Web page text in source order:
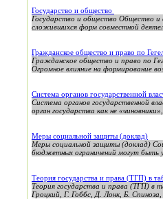
Государство и общество
Государство и общество Общество и
сложившихся форм совместной
Гражданское общество и право по
Гражданское общество и право по
Огромное влияние на формирование
Система органов государственной
Система органов государственной
орган государства как не
Меры социальной защиты (доклад)
Меры социальной защиты (доклад)
бюджетных ограничений могут быть
Теория государства и права (ТГП) в
Теория государства и права (ТГП) в
Гроцкий, Г. Гоббс, Д. Лонк, Б.